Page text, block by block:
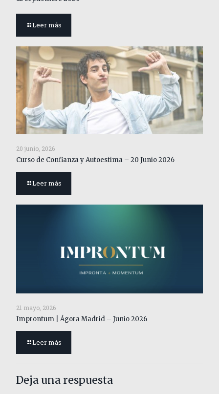
Leer más
20 junio, 2026
Curso de Confianza y Autoestima – 20 Junio 2026
Leer más
21 mayo, 2026
Improntum | Ágora Madrid – Junio 2026
Leer más
Deja una respuesta